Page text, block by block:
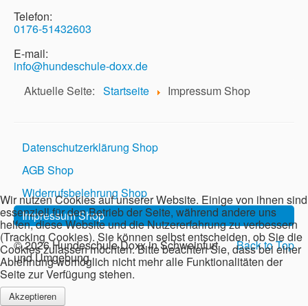
Telefon:
0176-51432603
E-mail:
info@hundeschule-doxx.de
Aktuelle Seite: Startseite Impressum Shop
Datenschutzerklärung Shop
AGB Shop
Widerrufsbelehrung Shop
Impressum Shop
Back to Top
© 2026 Hundeschule Doxx in Schweinfurt
und Umgebung
Wir nutzen Cookies auf unserer Website. Einige von ihnen sind
essenziell für den Betrieb der Seite, während andere uns
helfen, diese Website und die Nutzererfahrung zu verbessern
(Tracking Cookies). Sie können selbst entscheiden, ob Sie die
Cookies zulassen möchten. Bitte beachten Sie, dass bei einer
Ablehnung womöglich nicht mehr alle Funktionalitäten der
Seite zur Verfügung stehen.
Akzeptieren